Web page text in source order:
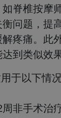
如脊椎按摩
问题，提
疼痛。此
到类似效果
于以下情况
非手术治